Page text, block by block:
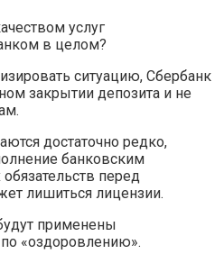
услуг
в целом?
ситуацию, Сбербанк
закрытии депозита и не
достаточно редко,
банковским
перед
лишиться лицензии.
применены
«оздоровлению».